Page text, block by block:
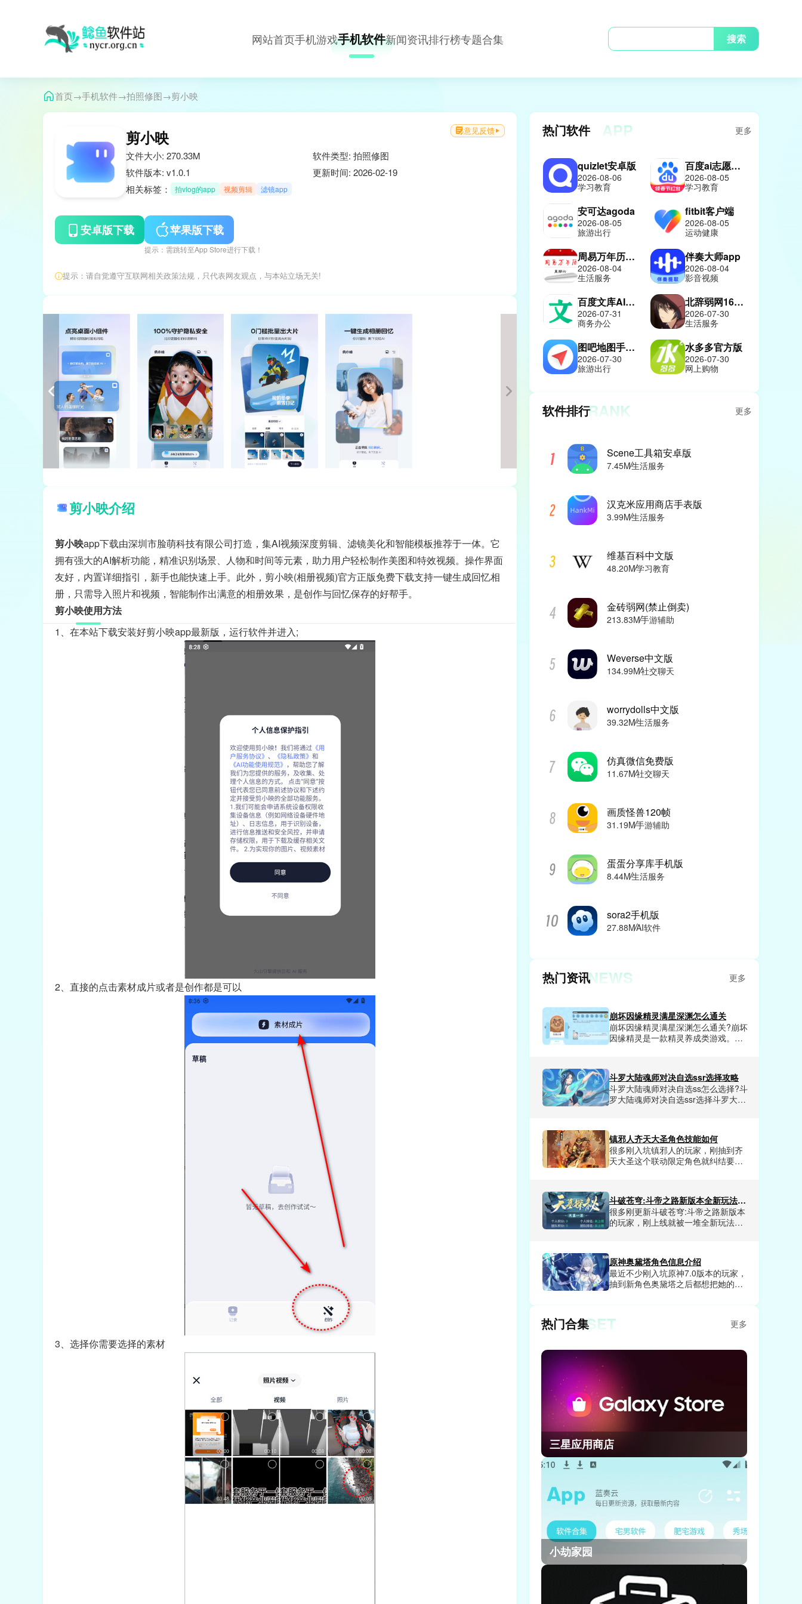
网站首页手机游戏手机软件新闻资讯排行榜专题合集 搜索
首页→手机软件→拍照修图→剪小映
意见反馈
剪小映
文件大小: 270.33M
软件类型: 拍照修图
软件版本: v1.0.1
更新时间: 2026-02-19
相关标签：
拍vlog的app 视频剪辑 滤镜app
安卓版下载 苹果版下载
提示：需跳转至App Store进行下载！
提示：请自觉遵守互联网相关政策法规，只代表网友观点，与本站立场无关!
剪小映介绍
剪小映app下载由深圳市脸萌科技有限公司打造，集AI视频深度剪辑、滤镜美化和智能模板推荐于一体。它
拥有强大的AI解析功能，精准识别场景、人物和时间等元素，助力用户轻松制作美图和特效视频。操作界面
友好，内置详细指引，新手也能快速上手。此外，剪小映(相册视频)官方正版免费下载支持一键生成回忆相
册，只需导入照片和视频，智能制作出满意的相册效果，是创作与回忆保存的好帮手。
剪小映使用方法
1、在本站下载安装好剪小映app最新版，运行软件并进入;
2、直接的点击素材成片或者是创作都是可以
3、选择你需要选择的素材
热门软件 APP 更多
quizlet安卓版
2026-08-06
学习教育
百度ai志愿报考助手
2026-08-05
学习教育
安可达agoda
2026-08-05
旅游出行
fitbit客户端
2026-08-05
运动健康
周易万年历免费版
2026-08-04
生活服务
伴奏大师app
2026-08-04
影音视频
百度文库AI助手
2026-07-31
商务办公
北辞弱网16.0纪念版
2026-07-30
生活服务
图吧地图手机版
2026-07-30
旅游出行
水多多官方版
2026-07-30
网上购物
软件排行RANK 更多
Scene工具箱安卓版
7.45M生活服务
汉克米应用商店手表版
3.99M生活服务
维基百科中文版
48.20M学习教育
金砖弱网(禁止倒卖)
213.83M手游辅助
Weverse中文版
134.99M社交聊天
worrydolls中文版
39.32M生活服务
仿真微信免费版
11.67M社交聊天
画质怪兽120帧
31.19M手游辅助
蛋蛋分享库手机版
8.44M生活服务
sora2手机版
27.88MAI软件
热门资讯NEWS 更多
崩坏因缘精灵满星深渊怎么通关
崩坏因缘精灵满星深渊怎么通关?崩坏
因缘精灵是一款精灵养成类游戏。在
和兑换券等等，其中深渊副本算是难
度比较高的副本，迄今为止能够满星
通关的玩家很少，所以这里小编给大
斗罗大陆魂师对决自选ssr选择攻略
斗罗大陆魂师对决自选ss怎么选择?斗
罗大陆魂师对决自选ssr选择斗罗大陆
为大家带来了斗罗大陆魂师对决自选
ssr选择推荐，从控制系，辅助系，强
攻系和敏攻系展开，想选择到最合适
镇邪人齐天大圣角色技能如何
很多刚入坑镇邪人的玩家，刚抽到齐
天大圣这个联动限定角色就纠结要不
的技能强度争议一直没停过。小编把
他全技能的实战细节全测了一遍，今
天就给大家详细讲讲镇邪人齐天大圣
斗破苍穹:斗帝之路新版本全新玩法有哪些
很多刚更新斗破苍穹:斗帝之路新版本
的玩家，刚上线就被一堆全新玩法搞
路，能直接解锁90%的新版本隐藏机
缘，不管是组队秘境还是公平竞技，
都能拿到远超普通玩家的丰厚奖励。
原神奥黛塔角色信息介绍
最近不少刚入坑原神7.0版本的玩家，
抽到新角色奥黛塔之后都想把她的背
要么乱堆资源完全发挥不出她的辅助
料和实测数据整理完毕，从人物背景
角色信息介绍。
热门合集SET 更多
三星应用商店
小劫家园